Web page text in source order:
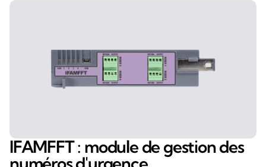
IFAMFFT : module de gestion des